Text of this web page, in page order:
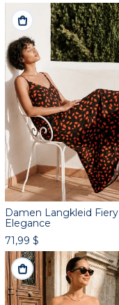
Damen Langkleid Fiery
Elegance
71,99 $